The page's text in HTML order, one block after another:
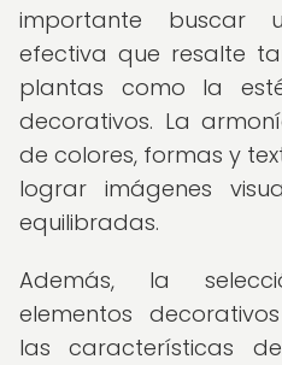
importante buscar
efectiva que resalte
plantas como la
decorativos. La
de colores, formas y
lograr imágenes
equilibradas.
Además, la
elementos
las características